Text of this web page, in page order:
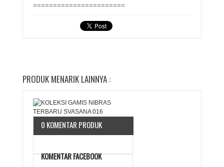
=======================
PRODUK MENARIK LAINNYA :
0 KOMENTAR PRODUK
KOMENTAR FACEBOOK